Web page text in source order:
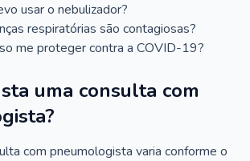
usar o nebulizador?
respiratórias são contagiosas?
me proteger contra a COVID-19?
uma consulta com
com pneumologista varia conforme o